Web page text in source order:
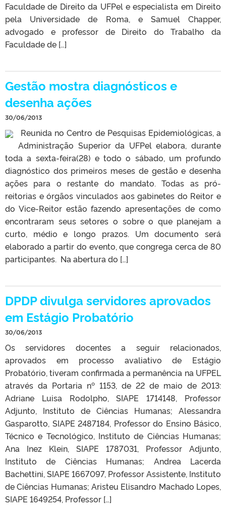
Faculdade de Direito da UFPel e especialista em Direito
pela Universidade de Roma, e Samuel Chapper,
advogado e professor de Direito do Trabalho da
Faculdade de […]
Gestão mostra diagnósticos e
desenha ações
30/06/2013
Reunida no Centro de Pesquisas Epidemiológicas, a
Administração Superior da UFPel elabora, durante
toda a sexta-feira(28) e todo o sábado, um profundo
diagnóstico dos primeiros meses de gestão e desenha
ações para o restante do mandato. Todas as pró-
reitorias e órgãos vinculados aos gabinetes do Reitor e
do Vice-Reitor estão fazendo apresentações de como
encontraram seus setores o sobre o que planejam a
curto, médio e longo prazos. Um documento será
elaborado a partir do evento, que congrega cerca de 80
participantes. Na abertura do […]
DPDP divulga servidores aprovados
em Estágio Probatório
30/06/2013
Os servidores docentes a seguir relacionados,
aprovados em processo avaliativo de Estágio
Probatório, tiveram confirmada a permanência na UFPEL
através da Portaria nº 1153, de 22 de maio de 2013:
Adriane Luisa Rodolpho, SIAPE 1714148, Professor
Adjunto, Instituto de Ciências Humanas; Alessandra
Gasparotto, SIAPE 2487184, Professor do Ensino Básico,
Técnico e Tecnológico, Instituto de Ciências Humanas;
Ana Inez Klein, SIAPE 1787031, Professor Adjunto,
Instituto de Ciências Humanas; Andrea Lacerda
Bachettini, SIAPE 1667097, Professor Assistente, Instituto
de Ciências Humanas; Aristeu Elisandro Machado Lopes,
SIAPE 1649254, Professor […]